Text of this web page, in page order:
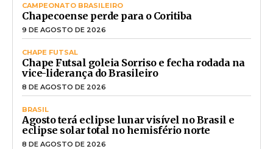
CAMPEONATO BRASILEIRO
Chapecoense perde para o Coritiba
9 DE AGOSTO DE 2026
CHAPE FUTSAL
Chape Futsal goleia Sorriso e fecha rodada na
vice-liderança do Brasileiro
8 DE AGOSTO DE 2026
BRASIL
Agosto terá eclipse lunar visível no Brasil e
eclipse solar total no hemisfério norte
8 DE AGOSTO DE 2026